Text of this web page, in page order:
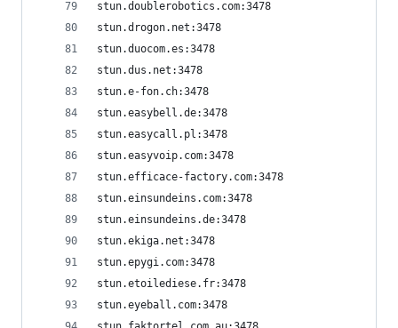
stun.doublerobotics.com:3478
stun.drogon.net:3478
stun.duocom.es:3478
stun.dus.net:3478
stun.e-fon.ch:3478
stun.easybell.de:3478
stun.easycall.pl:3478
stun.easyvoip.com:3478
stun.efficace-factory.com:3478
stun.einsundeins.com:3478
stun.einsundeins.de:3478
stun.ekiga.net:3478
stun.epygi.com:3478
stun.etoilediese.fr:3478
stun.eyeball.com:3478